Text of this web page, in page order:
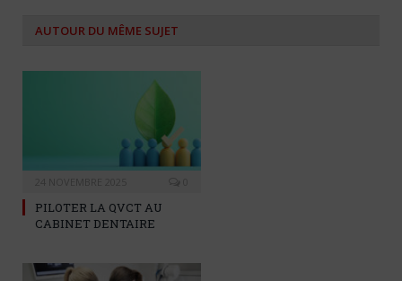
AUTOUR DU MÊME SUJET
PILOTER LA QVCT AU
CABINET DENTAIRE